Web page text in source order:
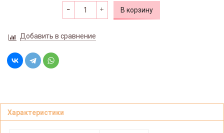
В корзину
Добавить в сравнение
Характеристики